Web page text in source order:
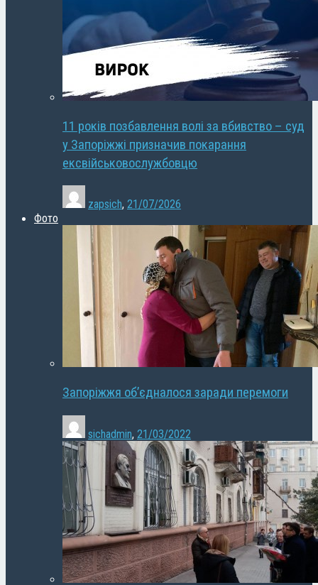
11 років позбавлення волі за вбивство – суд
у Запоріжжі призначив покарання
ексвійськовослужбовцю
zapsich, 21/07/2026
Фото
Запоріжжя об’єдналося заради перемоги
sichadmin, 21/03/2022